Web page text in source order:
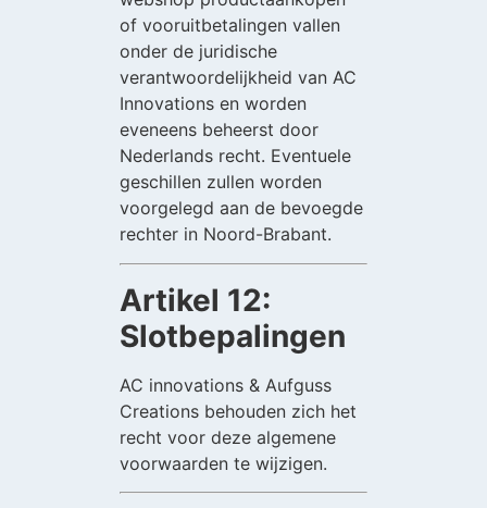
of vooruitbetalingen vallen
onder de juridische
verantwoordelijkheid van AC
Innovations en worden
eveneens beheerst door
Nederlands recht. Eventuele
geschillen zullen worden
voorgelegd aan de bevoegde
rechter in Noord-Brabant.
Artikel 12:
Slotbepalingen
AC innovations & Aufguss
Creations behouden zich het
recht voor deze algemene
voorwaarden te wijzigen.